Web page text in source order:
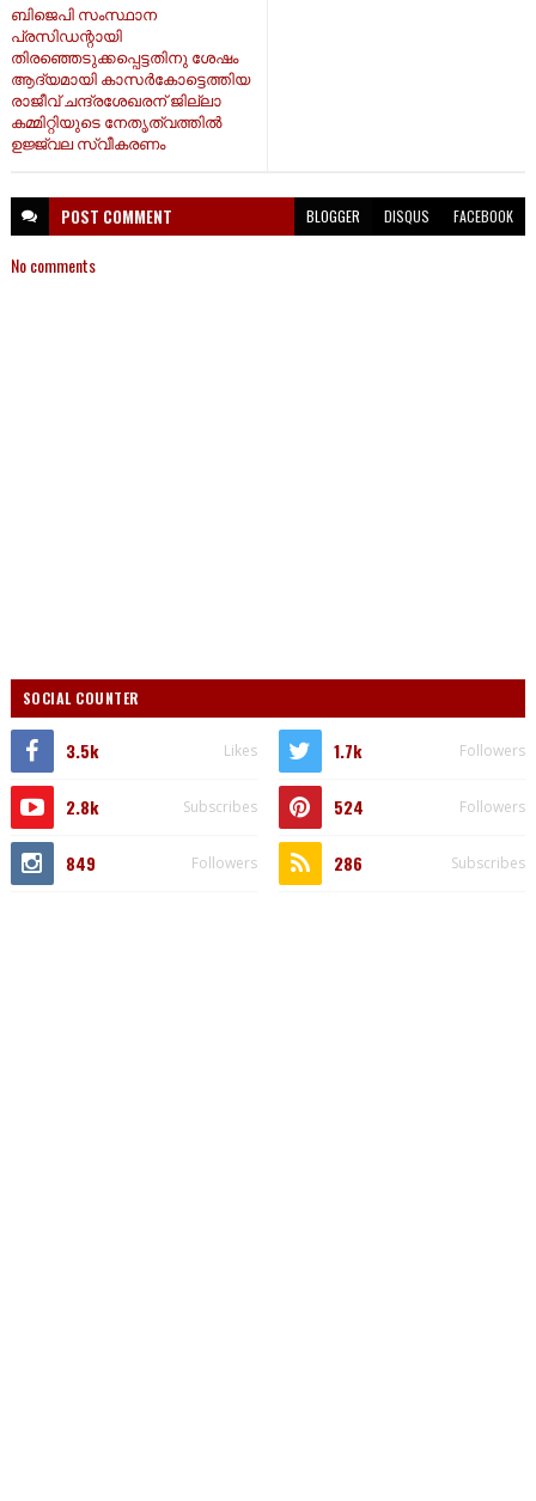
ബിജെപി സംസ്ഥാന
പ്രസിഡന്റായി
തിരഞ്ഞെടുക്കപ്പെട്ടതിനു ശേഷം
ആദ്യമായി കാസർകോട്ടെത്തിയ
രാജീവ് ചന്ദ്രശേഖരന് ജില്ലാ
കമ്മിറ്റിയുടെ നേതൃത്വത്തിൽ
ഉജ്ജ്വല സ്വീകരണം
POST COMMENT BLOGGER DISQUS FACEBOOK
No comments
SOCIAL COUNTER
3.5k Likes 1.7k Followers
2.8k Subscribes 524 Followers
849 Followers 286 Subscribes